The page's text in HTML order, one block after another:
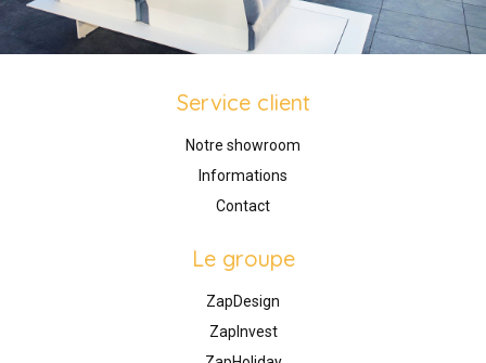
Service client
Notre showroom
Informations
Contact
Le groupe
ZapDesign
ZapInvest